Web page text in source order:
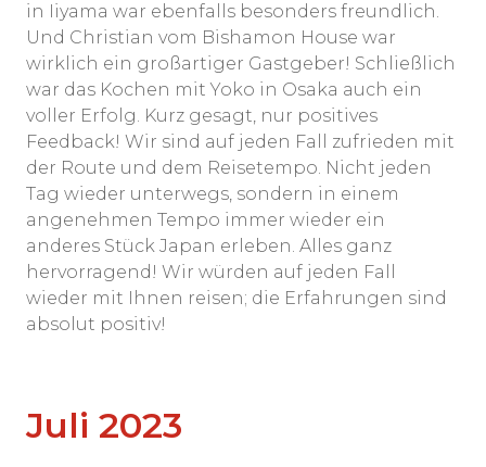
in Iiyama war ebenfalls besonders freundlich.
Und Christian vom Bishamon House war
wirklich ein großartiger Gastgeber! Schließlich
war das Kochen mit Yoko in Osaka auch ein
voller Erfolg. Kurz gesagt, nur positives
Feedback! Wir sind auf jeden Fall zufrieden mit
der Route und dem Reisetempo. Nicht jeden
Tag wieder unterwegs, sondern in einem
angenehmen Tempo immer wieder ein
anderes Stück Japan erleben. Alles ganz
hervorragend! Wir würden auf jeden Fall
wieder mit Ihnen reisen; die Erfahrungen sind
absolut positiv!
Juli 2023